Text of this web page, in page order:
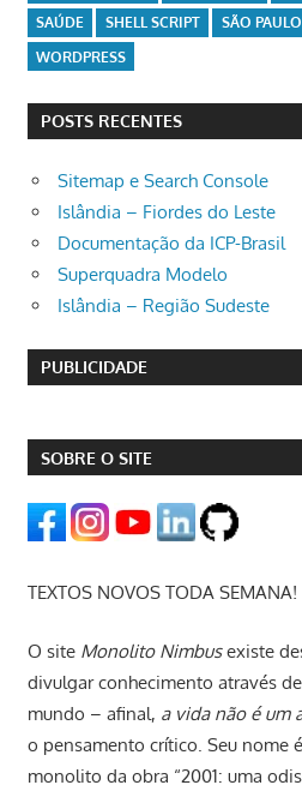
SAÚDE
SHELL SCRIPT SÃO PAULO
WORDPRESS
POSTS RECENTES
Sitemap e Search Console
Islândia – Fiordes do Leste
Documentação da ICP-Brasil
Superquadra Modelo
Islândia – Região Sudeste
PUBLICIDADE
SOBRE O SITE
TEXTOS NOVOS TODA SEMANA!
O site Monolito Nimbusexiste
divulgar conhecimento através
mundo – afinal, a vida não é um
o pensamento crítico. Seu nome
monolito da obra “2001: uma